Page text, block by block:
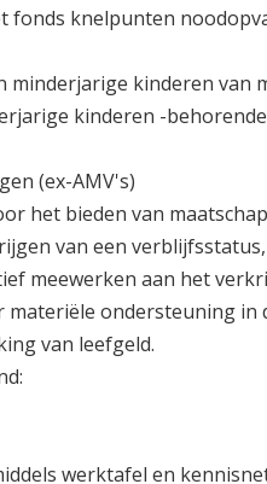
knelpunten
kinderen van
kinderen -
(ex-AMV's)
het bieden van
van een
meewerken aan het
ondersteuning in
van leefgeld.
werktafel en